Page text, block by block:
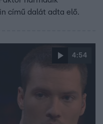
című dalát adta elő.
4:54